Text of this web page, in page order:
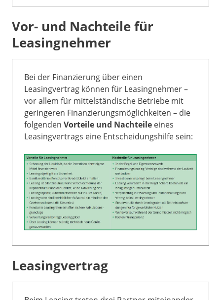
Vor- und Nachteile für
Leasingnehmer
Bei der Finanzierung über einen
Leasingvertrag können für Leasingnehmer –
vor allem für mittelständische Betriebe mit
geringeren Finanzierungsmöglichkeiten – die
folgenden Vorteile und Nachteile eines
Leasingvertrags eine Entscheidungshilfe sein:
Leasingvertrag